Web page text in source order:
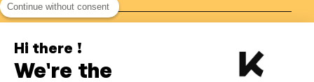
Belgique/FR
Continue without consent
Hi there !
We're the